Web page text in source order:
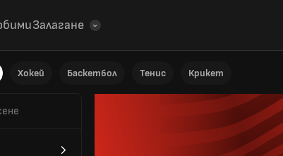
Залагане
Хокей Баскетбол Тенис Крикет